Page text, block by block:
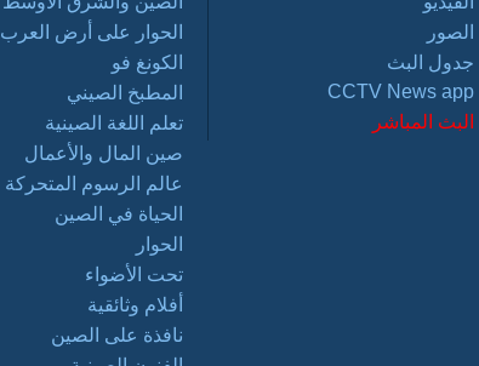
الصور
جدول البث
CCTV News app
البث المباشر
الحوار على أرض العرب
الكونغ فو
المطبخ الصيني
تعلم اللغة الصينية
صين المال والأعمال
عالم الرسوم المتحركة
الحياة في الصين
الحوار
تحت الأضواء
أفلام وثائقية
نافذة على الصين